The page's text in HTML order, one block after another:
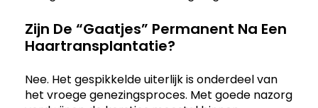
Zijn De “gaatjes” Permanent Na Een
Haartransplantatie?
Nee. Het gespikkelde uiterlijk is onderdeel van
het vroege genezingsproces. Met goede nazorg